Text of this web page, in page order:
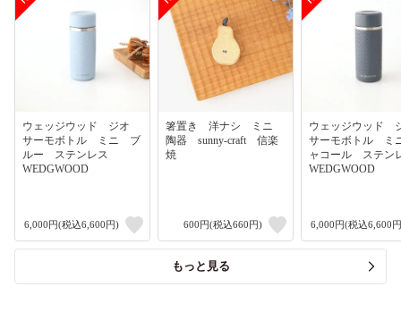
ウェッジウッド ジオ
サーモボトル ミニ ブ
ルー ステンレス
WEDGWOOD
6,000円(税込6,600円)
箸置き 洋ナシ ミニ
陶器 sunny-craft 信楽
焼
600円(税込660円)
ウェッジウッド
サーモボトル
ャコール ステ
WEDGWOOD
6,000円(税込6,600
もっと見る